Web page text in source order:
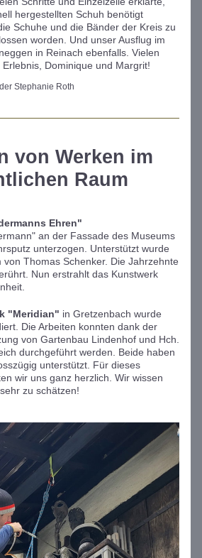
hergestellten Schuh benötigt
Schuhe und die Bänder der Kreis zu
worden. Und unser Ausflug im
in Reinach ebenfalls. Vielen
Dominique und Margrit!
Stephanie Roth
von Werken im
Raum
Ehren"
an der Fassade des Museums
unterzogen. Unterstützt wurde
Thomas Schenker. Die Jahrzehnte
Nun erstrahlt das Kunstwerk
"Meridian" in Gretzenbach wurde
Die Arbeiten konnten dank der
von Gartenbau Lindenhof und
durchgeführt werden. Beide haben
unterstützt. Für dieses
wir uns ganz herzlich. Wir wissen
zu schätzen!